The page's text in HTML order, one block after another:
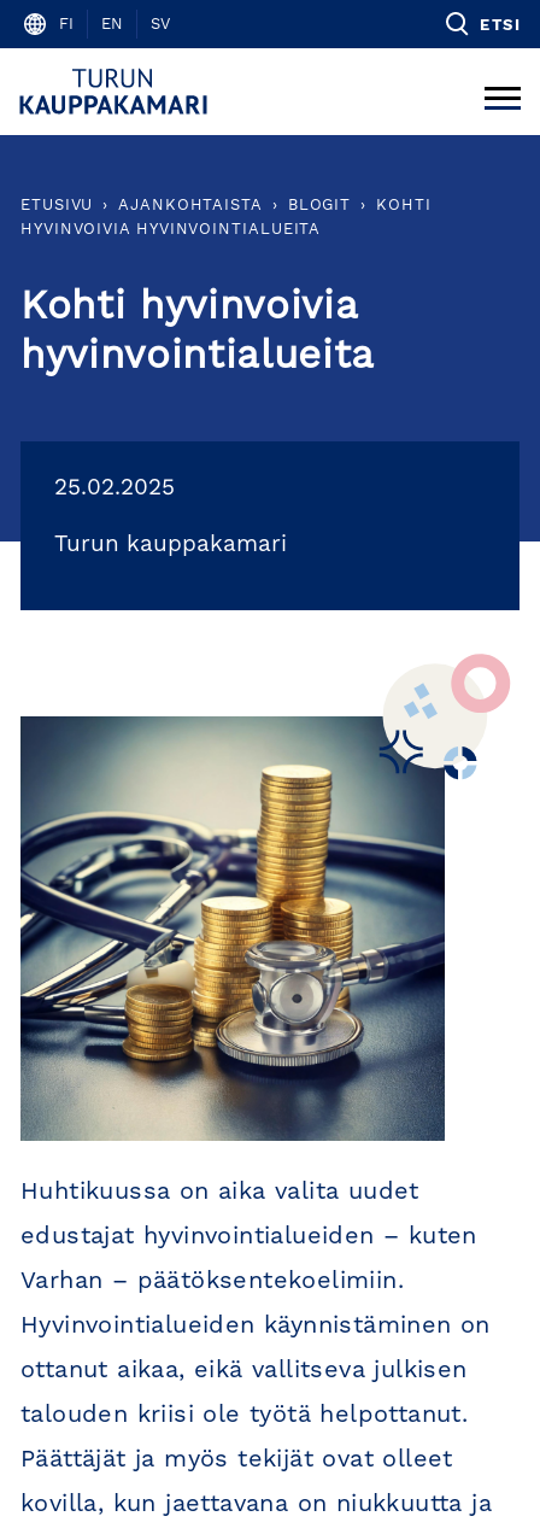
Skip
content
FI EN SV ETSI
ETUSIVU › AJANKOHTAISTA › BLOGIT ›
KOHTI
HYVINVOIVIA HYVINVOINTIALUEITA
Kohti hyvinvoivia
hyvinvointialueita
25.02.2025
Turun kauppakamari
Huhtikuussa on aika valita uudet
edustajat hyvinvointialueiden – kuten
Varhan – päätöksentekoelimiin.
Hyvinvointialueiden käynnistäminen on
ottanut aikaa, eikä vallitseva julkisen
talouden kriisi ole työtä helpottanut.
Päättäjät ja myös tekijät ovat olleet
kovilla, kun jaettavana on niukkuutta ja